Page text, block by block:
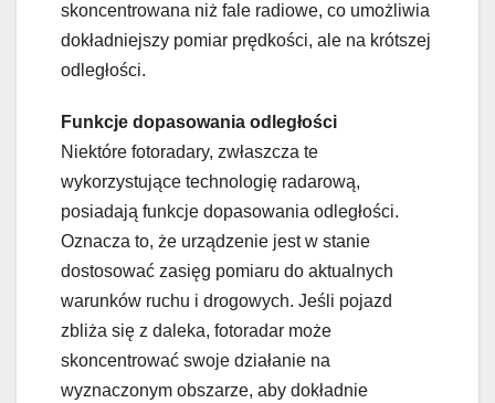
skoncentrowana niż fale radiowe, co umożliwia
dokładniejszy pomiar prędkości, ale na krótszej
odległości.
Funkcje dopasowania odległości
Niektóre fotoradary, zwłaszcza te
wykorzystujące technologię radarową,
posiadają funkcje dopasowania odległości.
Oznacza to, że urządzenie jest w stanie
dostosować zasięg pomiaru do aktualnych
warunków ruchu i drogowych. Jeśli pojazd
zbliża się z daleka, fotoradar może
skoncentrować swoje działanie na
wyznaczonym obszarze, aby dokładnie